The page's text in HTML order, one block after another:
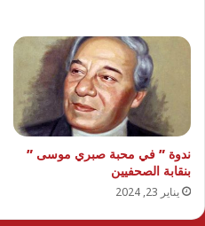
ندوة ” في محبة صبري موسى ”
بنقابة الصحفيين
يناير 23, 2024